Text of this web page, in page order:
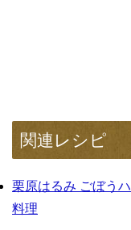
関連レシピ
栗原はるみ ごぼう
料理